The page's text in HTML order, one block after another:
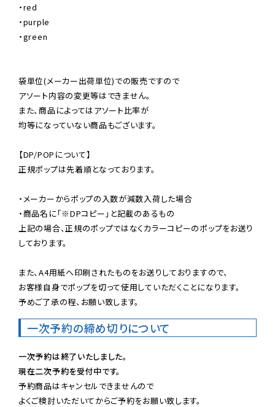
・red
・purple
・green
袋単位(メーカー出荷単位)での販売ですので
アソート内容の変更等はできません。
また、商品によってはアソート比率が
均等になっていない商品もございます。
【DP/POPについて】
正規ポップは先着順となっております。
・メーカーからポップの入数が減数入荷した場合
・商品名に「※DPコピー」と記載のあるもの
上記の場合、正規のポップではなくカラーコピーのポップをお送り
しております。
また、A4用紙へ印刷されたものをお送りしておりますので、
お客様自身でポップを切って使用していただくことになります。
予めご了承の程、お願い致します。
一次予約の締め切りについて
一次予約は終了いたしました。
現在二次予約を受付中です。
予約商品はキャンセルできませんので
よくご検討いただいてからご予約をお願い致します。